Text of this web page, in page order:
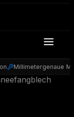
Millimetergenaue